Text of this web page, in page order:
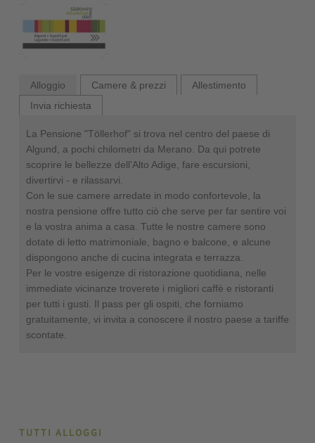
Alloggio Camere & prezzi
Allestimento
Invia richiesta
La Pensione "Töllerhof" si trova nel centro del paese di
Algund, a pochi chilometri da Merano. Da qui potrete
scoprire le bellezze dell'Alto Adige, fare escursioni,
divertirvi - e rilassarvi.
Con le sue camere arredate in modo confortevole, la
nostra pensione offre tutto ciò che serve per far sentire voi
e la vostra anima a casa. Tutte le nostre camere sono
dotate di letto matrimoniale, bagno e balcone, e alcune
dispongono anche di cucina integrata e terrazza.
Per le vostre esigenze di ristorazione quotidiana, nelle
immediate vicinanze troverete i migliori caffè e ristoranti
per tutti i gusti. Il pass per gli ospiti, che forniamo
gratuitamente, vi invita a conoscere il nostro paese a tariffe
scontate.
TUTTI ALLOGGI